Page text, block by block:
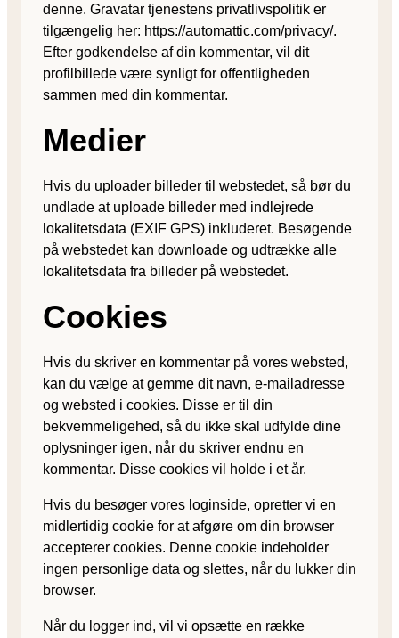
denne. Gravatar tjenestens privatlivspolitik er
tilgængelig her: https://automattic.com/privacy/.
Efter godkendelse af din kommentar, vil dit
profilbillede være synligt for offentligheden
sammen med din kommentar.
Medier
Hvis du uploader billeder til webstedet, så bør du
undlade at uploade billeder med indlejrede
lokalitetsdata (EXIF GPS) inkluderet. Besøgende
på webstedet kan downloade og udtrække alle
lokalitetsdata fra billeder på webstedet.
Cookies
Hvis du skriver en kommentar på vores websted,
kan du vælge at gemme dit navn, e-mailadresse
og websted i cookies. Disse er til din
bekvemmeligehed, så du ikke skal udfylde dine
oplysninger igen, når du skriver endnu en
kommentar. Disse cookies vil holde i et år.
Hvis du besøger vores loginside, opretter vi en
midlertidig cookie for at afgøre om din browser
accepterer cookies. Denne cookie indeholder
ingen personlige data og slettes, når du lukker din
browser.
Når du logger ind, vil vi opsætte en række